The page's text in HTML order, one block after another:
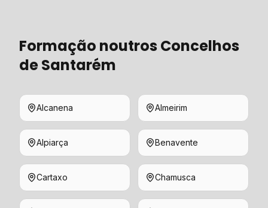
Formação noutros Concelhos
deSantarém
Alcanena Almeirim
Alpiarça Benavente
Cartaxo Chamusca